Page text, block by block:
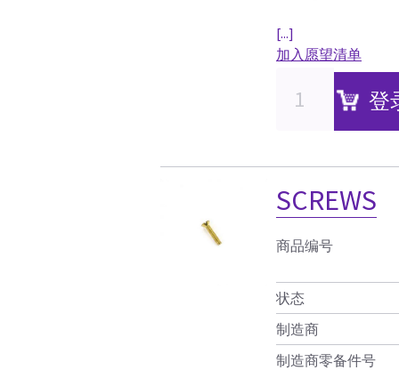
[...]
加入愿望清单
登
SCREWS
商品编号
状态
制造商
制造商零备件号